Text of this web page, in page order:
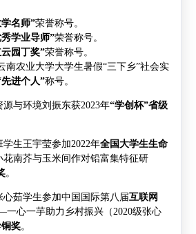
名师”荣誉称号。
学业导师”荣誉称号。
园丁奖”荣誉称号。
南农业大学大学生暑假“三下乡”社会实
先进个人”称号。
源与环境刘振东获2023年“学创杯”省级
学生王宇莹参加2022年全国大学生生命
花南芥与玉米间作对铅富集特征研
。
心茹学生参加中国国际第八届互联网
一心一芋助力乡村振兴（ 2020级张心
铜奖。